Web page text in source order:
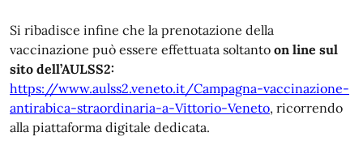
Si ribadisce infine che la prenotazione della
vaccinazione può essere effettuata soltanto on line sul
sito dell’AULSS2:
https://www.aulss2.veneto.it/Campagna-vaccinazione-
antirabica-straordinaria-a-Vittorio-Veneto, ricorrendo
alla piattaforma digitale dedicata.